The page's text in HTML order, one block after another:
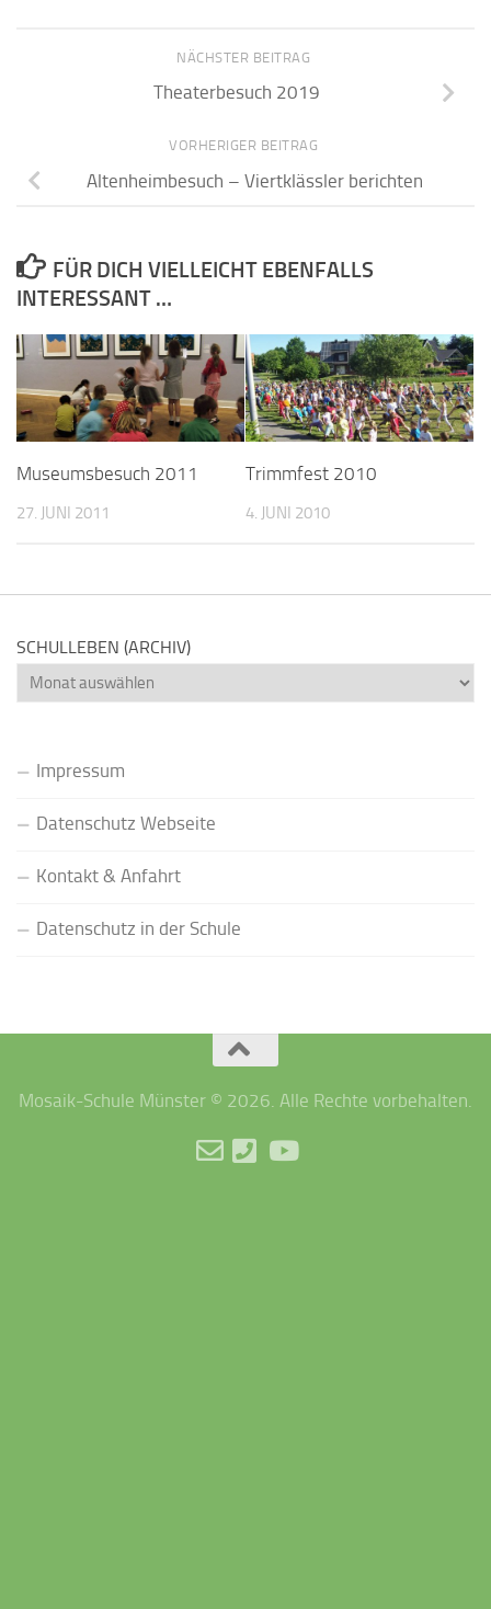
NÄCHSTER BEITRAG
Theaterbesuch 2019
VORHERIGER BEITRAG
Altenheimbesuch – Viertklässler berichten
FÜR DICH VIELLEICHT EBENFALLS
INTERESSANT …
Museumsbesuch 2011
27. JUNI 2011
Trimmfest 2010
4. JUNI 2010
SCHULLEBEN (ARCHIV)
Schulleben
(Archiv)
Impressum
Datenschutz Webseite
Kontakt & Anfahrt
Datenschutz in der Schule
Mosaik-Schule Münster © 2026. Alle Rechte vorbehalten.